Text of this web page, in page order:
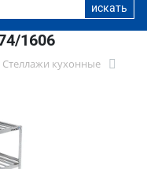
1606
Стеллажи кухонные